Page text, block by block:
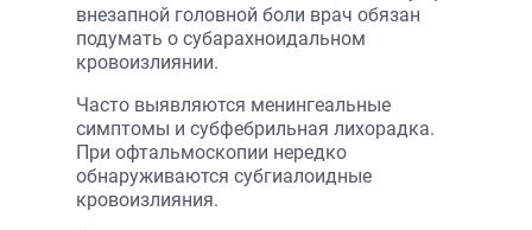
внезапной головной боли врач обязан
подумать о субарахноидальном
кровоизлиянии.
Часто выявляются менингеальные
симптомы и субфебрильная лихорадка.
При офтальмоскопии нередко
обнаруживаются субгиалоидные
кровоизлияния.